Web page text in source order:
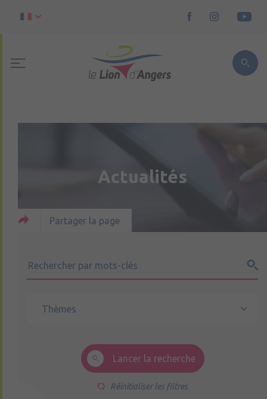
Actualités
Partager la page
Lancer la recherche
Réinitialiser les filtres